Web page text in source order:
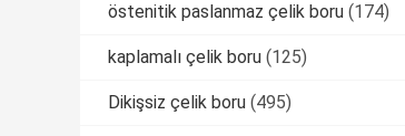
östenitik paslanmaz çelik boru (174)
kaplamalı çelik boru (125)
Dikişsiz çelik boru (495)